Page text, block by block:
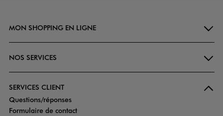
MON SHOPPING EN LIGNE
NOS SERVICES
SERVICES CLIENT
Questions/réponses
Formulaire de contact